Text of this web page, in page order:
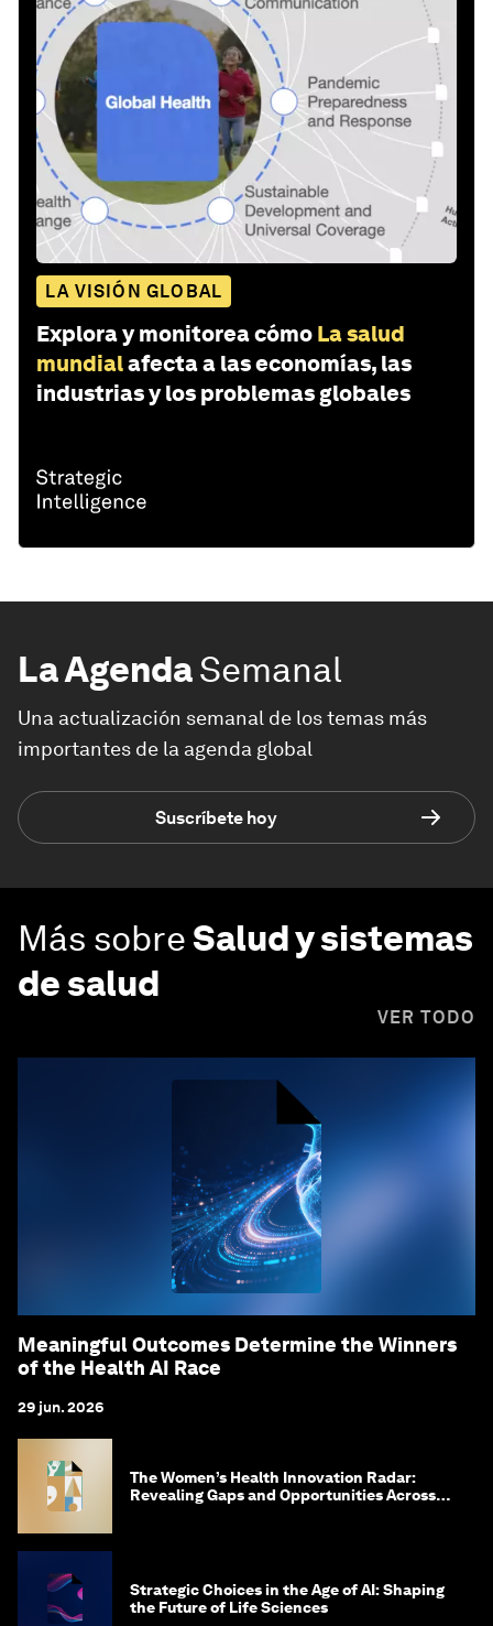
LA VISIÓN GLOBAL
Explora y monitorea cómo La salud
mundialafecta a las economías, las
industrias y los problemas globales
La AgendaSemanal
Una actualización semanal de los temas más
importantes de la agenda global
Suscríbete hoy
Más sobreSalud y sistemas
de salud
VER TODO
Meaningful Outcomes Determine the Winners
of the Health AI Race
29 jun. 2026
The Women’s Health Innovation Radar:
Revealing Gaps and Opportunities Across
Strategic Choices in the Age of AI: Shaping
the Future of Life Sciences